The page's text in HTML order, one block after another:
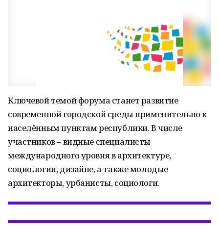
Ключевой темой форума станет развитие
современной городской среды применительно к
населённым пунктам республики. В числе
участников – видные специалисты
международного уровня в архитектуре,
социологии, дизайне, а также молодые
архитекторы, урбанисты, социологи.